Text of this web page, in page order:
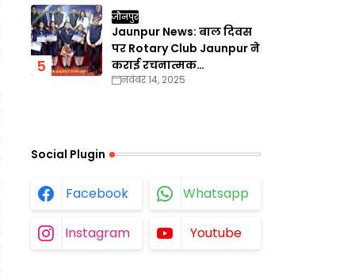
जौनपुर
Jaunpur News: बाल दिवस
पर Rotary Club Jaunpur ने
कराई रचनात्मक
प्रतियोगिताएँ
नवंबर 14, 2025
Social Plugin
Facebook Whatsapp
Instagram Youtube